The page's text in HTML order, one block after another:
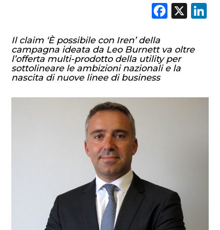
X
Il claim ‘È possibile con Iren’ della
campagna ideata da Leo Burnett va oltre
l’offerta multi-prodotto della utility per
sottolineare le ambizioni nazionali e la
nascita di nuove linee di business